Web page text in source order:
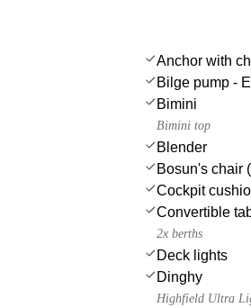
Anchor with
Bilge pump -
Bimini
Bimini top
Blender
Bosun's chair
Cockpit
Convertible
2x berths
Deck lights
Dinghy
Highfield Ultra